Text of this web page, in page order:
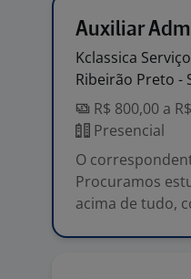
Auxiliar
Kclassica
Ribeirão Preto -
R$ 800,00 a
Presencial
O
Procuramos
acima de tudo,